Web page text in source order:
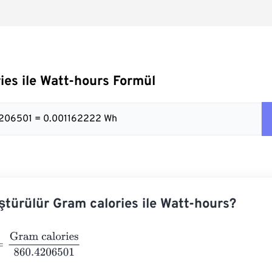
ile Watt-hours Formül
= 0.001162222 Wh
Gram calories ile Watt-hours?
calories860.4206501